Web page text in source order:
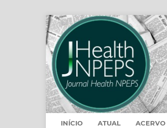
INÍCIO ATUAL ACERVO